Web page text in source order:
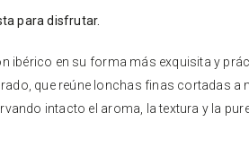
para disfrutar.
ibérico en su forma más exquisita y
que reúne lonchas finas cortadas a
intacto el aroma, la textura y la